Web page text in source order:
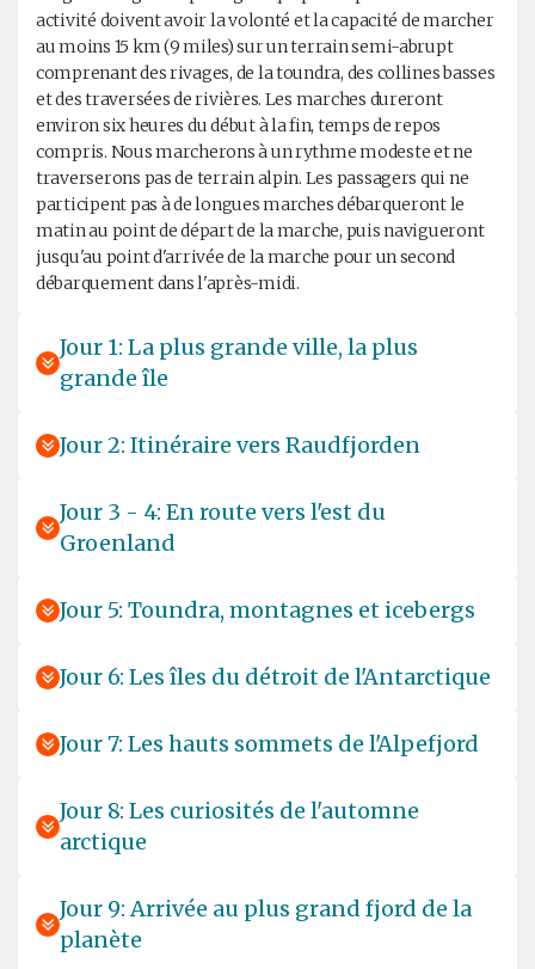
activité doivent avoir la volonté et la capacité de marcher
au moins 15 km (9 miles) sur un terrain semi-abrupt
comprenant des rivages, de la toundra, des collines basses
et des traversées de rivières. Les marches dureront
environ six heures du début à la fin, temps de repos
compris. Nous marcherons à un rythme modeste et ne
traverserons pas de terrain alpin. Les passagers qui ne
participent pas à de longues marches débarqueront le
matin au point de départ de la marche, puis navigueront
jusqu'au point d'arrivée de la marche pour un second
débarquement dans l'après-midi.
Jour 1: La plus grande ville, la plus
grande île
Jour 2: Itinéraire vers Raudfjorden
Jour 3 - 4: En route vers l'est du
Groenland
Jour 5: Toundra, montagnes et icebergs
Jour 6: Les îles du détroit de l'Antarctique
Jour 7: Les hauts sommets de l'Alpefjord
Jour 8: Les curiosités de l'automne
arctique
Jour 9: Arrivée au plus grand fjord de la
planète